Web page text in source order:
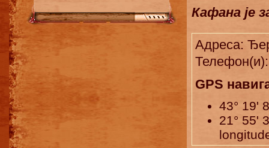
Кафана је
Адреса:
GPS
43° 19'
21° 55'